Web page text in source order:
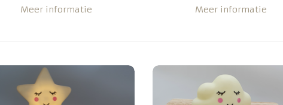
Meer informatie Meer informatie